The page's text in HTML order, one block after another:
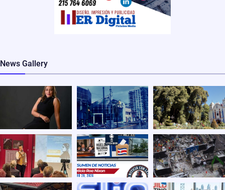
News Gallery